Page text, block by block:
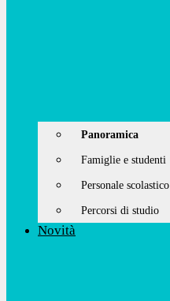
Panoramica
Famiglie e studenti
Personale scolastico
Percorsi di studio
Novità